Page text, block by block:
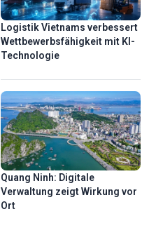
Logistik Vietnams verbessert
Wettbewerbsfähigkeit mit KI-
Technologie
Quang Ninh: Digitale
Verwaltung zeigt Wirkung vor
Ort